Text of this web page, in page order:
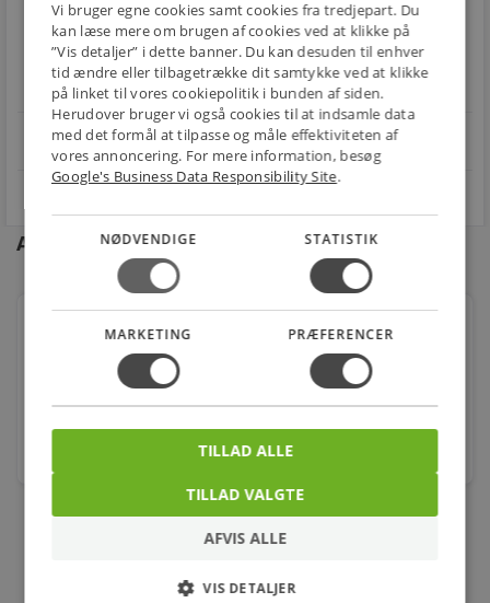
E-MÆRKET
Handle trygt hos
os
BILLIG
FRAGT
Fra 49,00 kr.
30 DAGES
RETUR
Nem returnering
star4.1 på Trustpilot 11,691 anmeldelser
Andre kunder købte også
Ø35mm
Varenr.: 451892
24,00 kr.
Vi bruger egne cookies samt cookies fra tredjepart. Du
kan læse mere om brugen af cookies ved at klikke på
”Vis detaljer” i dette banner. Du kan desuden til enhver
tid ændre eller tilbagetrække dit samtykke ved at klikke
på linket til vores cookiepolitik i bunden af siden.
Herudover bruger vi også cookies til at indsamle data
med det formål at tilpasse og måle effektiviteten af
vores annoncering. For mere information, besøg
Google's Business Data Responsibility Site.
NØDVENDIGE STATISTIK
MARKETING PRÆFERENCER
TILLAD VALGTE
TILLAD ALLE
AFVIS ALLE
VIS DETALJER